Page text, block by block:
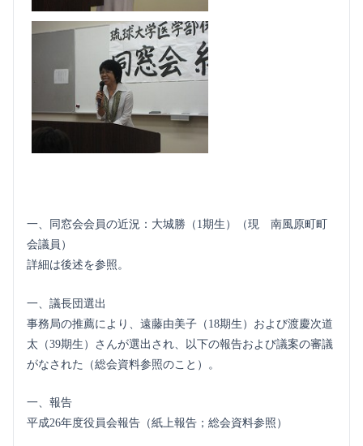
一、同窓会会員の近況：大城勝（1期生）（現 南風原町町
会議員）
詳細は後述を参照。
一、議長団選出
事務局の推薦により、遠藤由美子（18期生）および渡慶次道
太（39期生）さんが選出され、以下の報告および議案の審議
がなされた（総会資料参照のこと）。
一、報告
平成26年度役員会報告（紙上報告；総会資料参照）